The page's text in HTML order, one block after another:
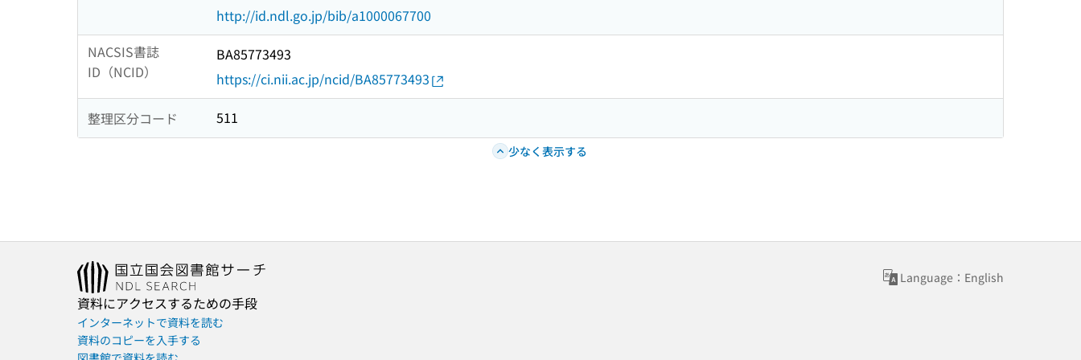
http://id.ndl.go.jp/bib/a1000067700
NACSIS書誌
ID（NCID）
BA85773493
https://ci.nii.ac.jp/ncid/BA85773493
整理区分コード 511
少なく表示する
Language：English
資料にアクセスするための手段
インターネットで資料を読む
資料のコピーを入手する